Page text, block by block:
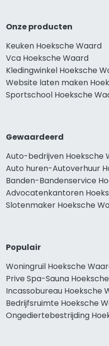
Onze producten
Keuken Hoeksche Waard
Vca Hoeksche Waard
Kledingwinkel Hoeksche
Website laten maken
Sportschool Hoeksche
Gewaardeerd
Auto-bedrijven Hoeksche
Auto huren-Autoverhuur
Banden-Bandenservice
Advocatenkantoren
Slotenmaker Hoeksche
Populair
Woningruil Hoeksche
Prive Spa-Sauna
Incassobureau Hoeksche
Bedrijfsruimte Hoeksche
Ongediertebestrijding